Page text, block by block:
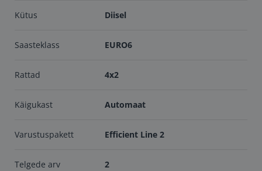
ET
Kütus Diisel
Saasteklass EURO6
Rattad 4x2
Käigukast Automaat
Varustuspakett Efficient Line 2
Telgede arv 2